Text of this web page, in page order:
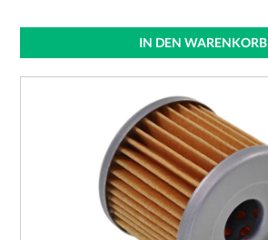
IN DEN WARENKORB